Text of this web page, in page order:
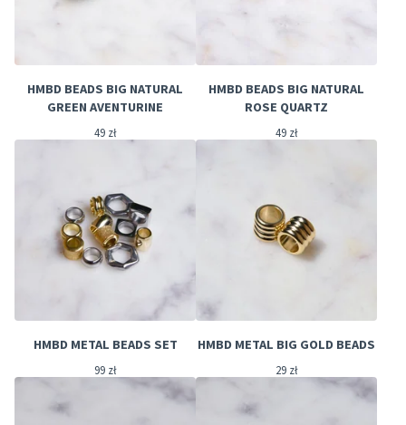
HMBD BEADS BIG NATURAL
GREEN AVENTURINE
49 zł
HMBD BEADS BIG NATURAL
ROSE QUARTZ
49 zł
HMBD METAL BEADS SET
99 zł
HMBD METAL BIG GOLD BEADS
29 zł